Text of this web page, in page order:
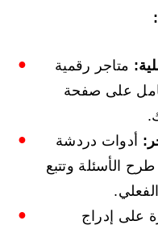
رقمية
على صفحة
دردشة
وتتبع
إدراج